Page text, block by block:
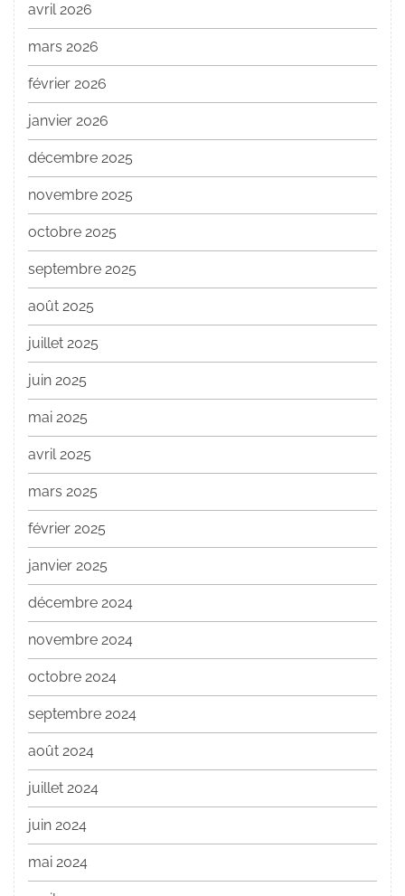
avril 2026
mars 2026
février 2026
janvier 2026
décembre 2025
novembre 2025
octobre 2025
septembre 2025
août 2025
juillet 2025
juin 2025
mai 2025
avril 2025
mars 2025
février 2025
janvier 2025
décembre 2024
novembre 2024
octobre 2024
septembre 2024
août 2024
juillet 2024
juin 2024
mai 2024